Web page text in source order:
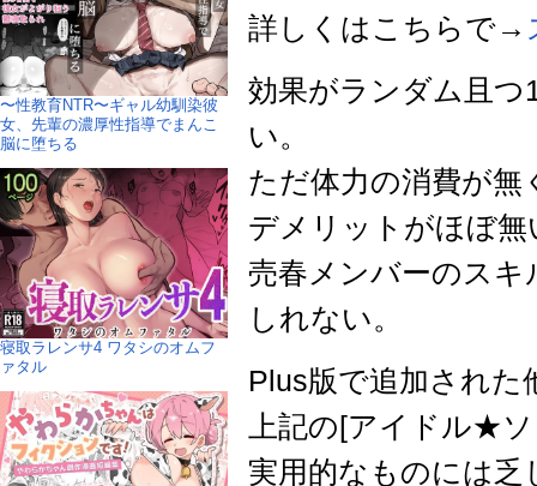
詳しくはこちらで→
効果がランダム且つ
い。
ただ体力の消費が
デメリットがほぼ無
売春メンバーのス
しれない。
Plus版で追加され
上記の[アイドル★
実用的なものには
〜性教育NTR〜ギャル幼馴染彼
女、先輩の濃厚性指導でまんこ
脳に堕ちる
寝取ラレンサ4 ワタシのオムフ
ァタル